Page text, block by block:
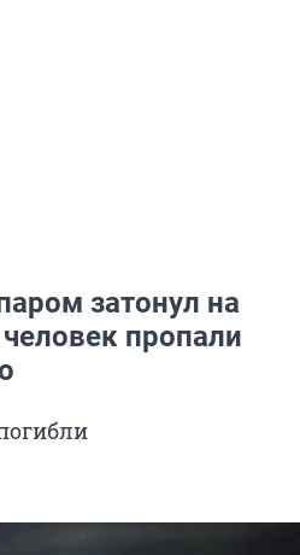
затонул на
пропали